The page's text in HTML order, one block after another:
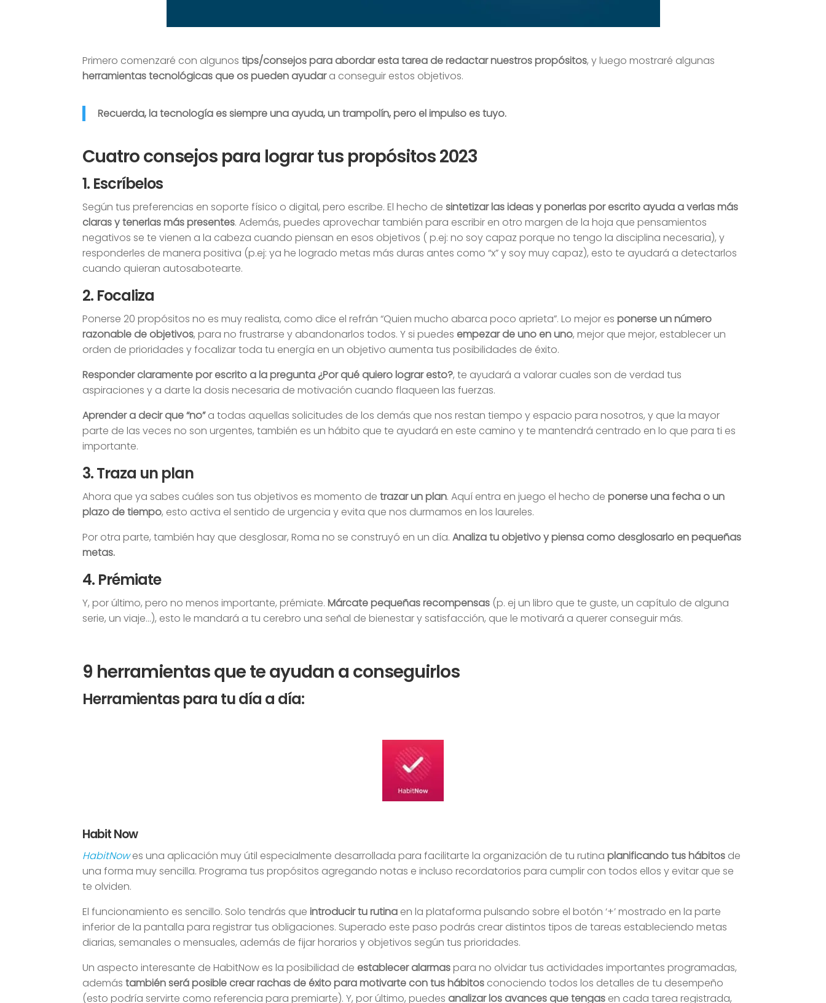
Primero comenzaré con algunostips/consejos para abordar esta tarea de redactar nuestros propósitos, y luego mostraré algunas
herramientas tecnológicas que os pueden ayudara conseguir estos objetivos.
Recuerda, la tecnología es siempre una ayuda, un trampolín, pero el impulso es tuyo.
Cuatro consejos para lograr tus propósitos 2023
1. Escríbelos
Según tus preferencias en soporte físico o digital, pero escribe. El hecho desintetizar las ideas y ponerlas por escrito ayuda a verlas más
claras y tenerlas más presentes. Además, puedes aprovechar también para escribir en otro margen de la hoja que pensamientos
negativos se te vienen a la cabeza cuando piensan en esos objetivos ( p.ej: no soy capaz porque no tengo la disciplina necesaria), y
responderles de manera positiva (p.ej: ya he logrado metas más duras antes como “x” y soy muy capaz), esto te ayudará a detectarlos
cuando quieran autosabotearte.
2. Focaliza
Ponerse 20 propósitos no es muy realista, como dice el refrán “Quien mucho abarca poco aprieta”. Lo mejor esponerse un número
razonable de objetivos, para no frustrarse y abandonarlos todos. Y si puedes empezar de uno en uno, mejor que mejor, establecer un
orden de prioridades y focalizar toda tu energía en un objetivo aumenta tus posibilidades de éxito.
Responder claramente por escrito a la pregunta ¿Por qué quiero lograr esto?, te ayudará a valorar cuales son de verdad tus
aspiraciones y a darte la dosis necesaria de motivación cuando flaqueen las fuerzas.
Aprender a decir que “no”a todas aquellas solicitudes de los demás que nos restan tiempo y espacio para nosotros, y que la mayor
parte de las veces no son urgentes, también es un hábito que te ayudará en este camino y te mantendrá centrado en lo que para ti es
importante.
3. Traza un plan
Ahora que ya sabes cuáles son tus objetivos es momento detrazar un plan. Aquí entra en juego el hecho deponerse una fecha o un
plazo de tiempo, esto activa el sentido de urgencia y evita que nos durmamos en los laureles.
Por otra parte, también hay que desglosar, Roma no se construyó en un día.Analiza tu objetivo y piensa como desglosarlo en pequeñas
metas.
4. Prémiate
Y, por último, pero no menos importante, prémiate.Márcate pequeñas recompensas (p. ej un libro que te guste, un capítulo de alguna
serie, un viaje…), esto le mandará a tu cerebro una señal de bienestar y satisfacción, que le motivará a querer conseguir más.
9 herramientas que te ayudan a conseguirlos
Herramientas para tu día a día:
Habit Now
HabitNowes una aplicación muy útil especialmente desarrollada para facilitarte la organización de tu rutinaplanificando tus hábitos de
una forma muy sencilla. Programa tus propósitos agregando notas e incluso recordatorios para cumplir con todos ellos y evitar que se
te olviden.
El funcionamiento es sencillo. Solo tendrás queintroducir tu rutina en la plataforma pulsando sobre el botón ‘+’ mostrado en la parte
inferior de la pantalla para registrar tus obligaciones. Superado este paso podrás crear distintos tipos de tareas estableciendo metas
diarias, semanales o mensuales, además de fijar horarios y objetivos según tus prioridades.
Un aspecto interesante de HabitNow es la posibilidad de establecer alarmaspara no olvidar tus actividades importantes programadas,
ademástambién será posible crear rachas de éxito para motivarte con tus hábitos conociendo todos los detalles de tu desempeño
(esto podría servirte como referencia para premiarte). Y, por último, puedes analizar los avances que tengas en cada tarea registrada,